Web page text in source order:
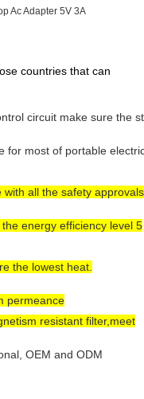
Ac Adapter 5V 3A
countries that can
circuit make sure the
for most of portable
all the safety
energy efficiency level 5
the lowest heat.
permeance
resistant filter,meet
OEM and ODM